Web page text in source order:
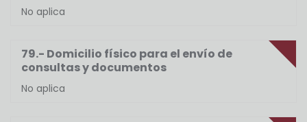
No aplica
79.- Domicilio físico para el envío de
consultas y documentos
No aplica